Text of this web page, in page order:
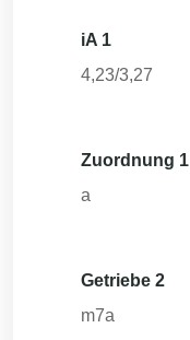
iA 1
4,23/3,27
Zuordnung 1
a
Getriebe 2
m7a